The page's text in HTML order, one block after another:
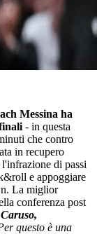
Messina ha
- in questa
che contro
in recupero
di passi
e appoggiare
La miglior
conferenza post
questo è una